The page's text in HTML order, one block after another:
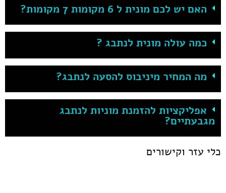
האם יש לכם מונית ל 6 מקומות 7 מקומות?
כמה עולה מונית לנתבג ?
מה המחיר מיניבוס להסעה לנתבג?
אפליקציות להזמנת מוניות לנתבג
מגבעתיים?
כלי עזר וקישורים